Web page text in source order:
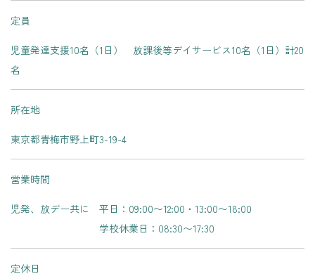
定員
児童発達支援10名（1日） 放課後等デイサービス10名（1日）計20
名
所在地
東京都青梅市野上町3-19-4
営業時間
児発、放デー共に 平日：09:00〜12:00・13:00〜18:00
学校休業日：08:30〜17:30
定休日